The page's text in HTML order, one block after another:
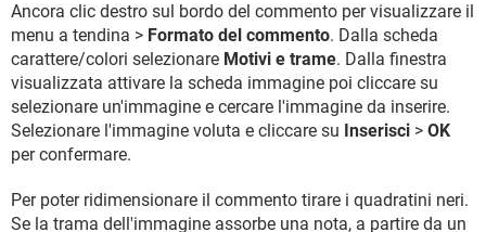
Ancora clic destro sul bordo del commento per visualizzare il
menu a tendina > Formato del commento. Dalla scheda
carattere/colori selezionare Motivi e trame. Dalla finestra
visualizzata attivare la scheda immagine poi cliccare su
selezionare un'immagine e cercare l'immagine da inserire.
Selezionare l'immagine voluta e cliccare su Inserisci > OK
per confermare.
Per poter ridimensionare il commento tirare i quadratini neri.
Se la trama dell'immagine assorbe una nota, a partire da un